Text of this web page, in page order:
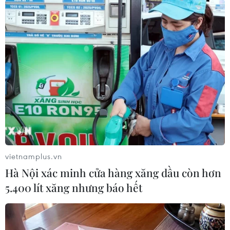
#Người dân Ukraine #Viện trợ Đức Ukraine
vietnamplus.vn
Hà Nội xác minh cửa hàng xăng dầu còn hơn
5.400 lít xăng nhưng báo hết